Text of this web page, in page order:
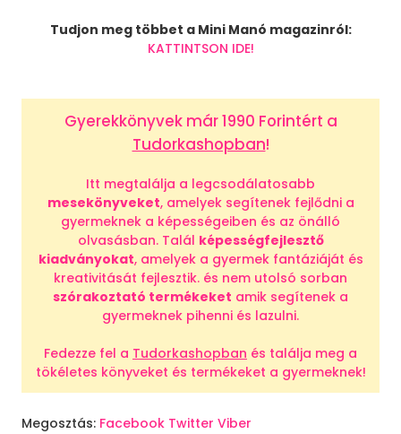
Tudjon meg többet a Mini Manó magazinról:
KATTINTSON IDE!
Gyerekkönyvek már 1990 Forintért a
Tudorkashopban!
Itt megtalálja a legcsodálatosabb
mesekönyveket, amelyek segítenek fejlődni a
gyermeknek a képességeiben és az önálló
olvasásban. Talál képességfejlesztő
kiadványokat, amelyek a gyermek fantáziáját és
kreativitását fejlesztik. és nem utolsó sorban
szórakoztató termékeket amik segítenek a
gyermeknek pihenni és lazulni.
Fedezze fel a Tudorkashopban és találja meg a
tökéletes könyveket és termékeket a gyermeknek!
Megosztás: Facebook Twitter Viber